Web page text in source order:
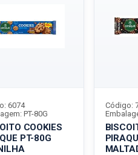
COOKIES
PT-80G
6074
PT-80G
Código: